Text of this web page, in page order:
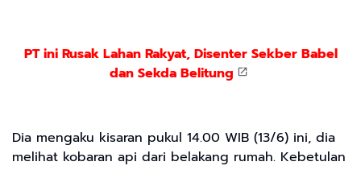
PT ini Rusak Lahan Rakyat, Disenter Sekber Babel
dan Sekda Belitung
Dia mengaku kisaran pukul 14.00 WIB (13/6) ini, dia
melihat kobaran api dari belakang rumah. Kebetulan